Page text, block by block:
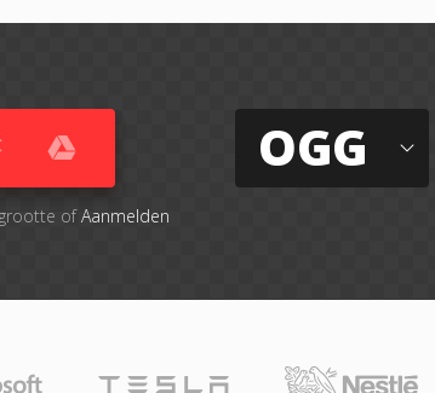
ofAanmelden
OGG